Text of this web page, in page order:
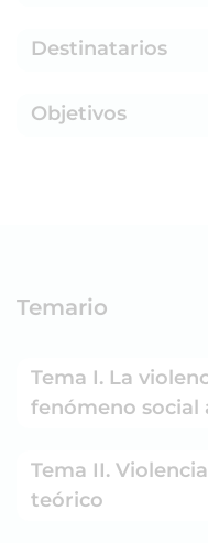
Destinatarios
Objetivos
Temario
Tema I. La
fenómeno social
Tema II.
teórico